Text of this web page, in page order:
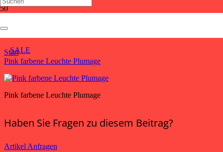
SALE
Pink farbene Leuchte Plumage
Start
Pink farbene Leuchte Plumage
Pink farbene Leuchte Plumage
Haben Sie Fragen zu diesem Beitrag?
Artikel Anfragen